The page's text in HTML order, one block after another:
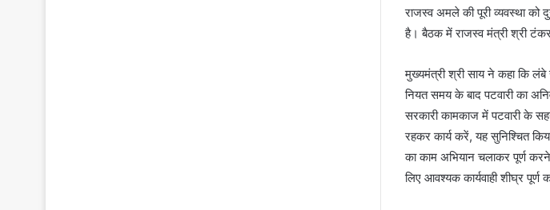
राजस्व अमले की पूरी व्यवस्था
है। बैठक में राजस्व मंत्री श्री
मुख्यमंत्री श्री साय ने कहा कि
नियत समय के बाद पटवारी का
सरकारी कामकाज में पटवारी के
रहकर कार्य करें, यह सुनिश्चित
का काम अभियान चलाकर पूर्ण करने
लिए आवश्यक कार्यवाही शीघ्र पूर्ण